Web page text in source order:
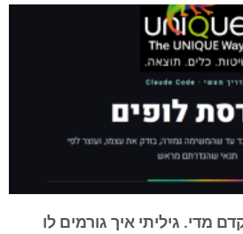
מדי. גיליתי איך גורמים לו